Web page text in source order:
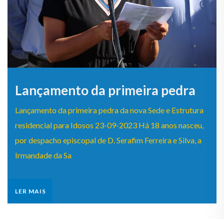
Lançamento da primeira pedra
Lançamento da primeira pedra da nova Sede e Estrutura
residencial para Idosos 23-09-2023 Há 18 anos nasceu,
por despacho episcopal de D. Serafim Ferreira e Silva, a
Irmandade da Sa
LER MAIS